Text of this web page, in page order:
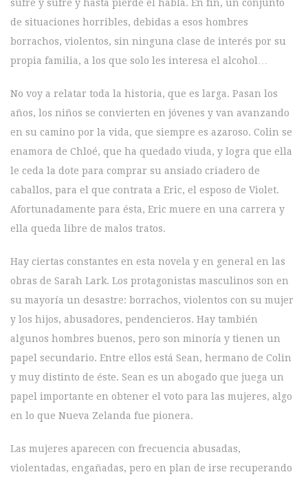
sufre y sufre y hasta pierde el habla. En fin, un conjunto
de situaciones horribles, debidas a esos hombres
borrachos, violentos, sin ninguna clase de interés por su
propia familia, a los que solo les interesa el alcohol…
No voy a relatar toda la historia, que es larga. Pasan los
años, los niños se convierten en jóvenes y van avanzando
en su camino por la vida, que siempre es azaroso. Colin se
enamora de Chloé, que ha quedado viuda, y logra que ella
le ceda la dote para comprar su ansiado criadero de
caballos, para el que contrata a Eric, el esposo de Violet.
Afortunadamente para ésta, Eric muere en una carrera y
ella queda libre de malos tratos.
Hay ciertas constantes en esta novela y en general en las
obras de Sarah Lark. Los protagonistas masculinos son en
su mayoría un desastre: borrachos, violentos con su mujer
y los hijos, abusadores, pendencieros. Hay también
algunos hombres buenos, pero son minoría y tienen un
papel secundario. Entre ellos está Sean, hermano de Colin
y muy distinto de éste. Sean es un abogado que juega un
papel importante en obtener el voto para las mujeres, algo
en lo que Nueva Zelanda fue pionera.
Las mujeres aparecen con frecuencia abusadas,
violentadas, engañadas, pero en plan de irse recuperando